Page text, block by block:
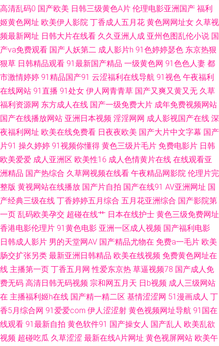
列 91视频97 国产成人自拍网 日韩淫色网 97资源亚洲 狠狠撸狠狠操 青青娱
乐91 亚洲天堂色播 俺去啦俺去也操 九九热在线6 日韩中文资源 91链接免费
下载 久久草莓在线观看 婷婷涩丁香 99蜜臀视频网 久草资源网站 日韩熟女资
源网站 91蜜拍 国产传媒91视频 欧美日韩成人色情 亚洲社区五月天 国产露脸
91 日本美女AA 91亚洲精品入口 国产精品第三页 欧美色色 91传媒在线 大香
蕉久草91 免费看的黄色网子 午夜理论 超碰亚洲综合网 青青草福利社 影音先
锋亚洲色图 国产电影五码 欧美日韩大陆91 伊人久久精品无码 超碰成人免费
久草作爱 瑟瑟五月天 国产HD女人 色婷婷福利导航 肏屄视频免费观看 久久
香蕉色 五月天午夜性爱 操碰日韩 久草99 熟妇人妻中文精品 91香蕉视频 久
韩色情无码 91磨菇网 国产观看 欧美一级色色 在线播放成人网站 久久精品黄
色
高清乱码0 国产欧美 日韩三级黄色A片 伦理电影亚洲国产 福利
姬黄色网址 欧美伊人影院 丁香成人五月花 黄色网网址女 久草视
频最新网址 日韩大片在线看 久久亚洲人成 亚州色图乱伦小说 国
产va免费观看 国产人妖第二 成人影片h 91色婷婷瑟色 东京热狠
狠草 日韩精品观看 91最新国产精品 一级黄色网 91色色人妻 都
市激情婷婷 91精品国产91 云涩福利在线导航 91视色 午夜福利
在线网站 91直播 91处女 伊人网青青草 国产又爽又黄又无 久草
福利资源网 东方成人在线 国产一级免费大片 成年免费视频网站
国产在线播放网站 亚洲日本视频 淫淫网网 成人影视国产在线 深
夜福利网址 欧美在线免费看 日夜夜欧美 国产大片中文字幕 国产
片91 操久婷婷 91视频你懂得 黄色三级片毛片 免费电影片 日韩
欧美爱爱 成人亚洲区 欧美性16 成人色情黄片在线 在线观看亚
洲精品 国产热综合 久草网视频在线看 午夜精品网影院 伦理片完
整版 黄视网站在线播放 国产片自拍 国产在线91 AV亚洲网址 国
产经典三级在线 丁香婷婷五月综合 五月花亚洲综合 国产影院第
一页 乱码欧美孕交 超碰在线艹 日本在线护士 黄色三级免费网址
香港电影伦理片 91黄色电影 亚洲一区成人视频 国产福利电影
日韩成人影片 男的天堂网AV 国产精品尤物在 免费a一毛片 欧美
肠交扩张另类 最新亚洲日韩精品 欧美在线视频 免费黄色网址在
线 主播第一页 丁香五月网 性爱东京热 草逼视频78 国产成人免
费无码 高清日韩无码视频 宗和网五月天 日b视频 成人三级网站
在 主播福利姬h在线 国产精一精二区 基情涩涩网 51漫画成人 丁
香5月综合网 91爱爱com 伊人涩涩射 黄色视频网址导航 91国在
线观看 91最新自拍 黄色软件91 国产操女人 国产乱人 欧美乱欲
视频 超碰吃瓜 久草涩涩 最新在线A片网址 黄色视屏网站 欧美午